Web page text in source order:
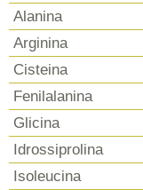
Alanina
Arginina
Cisteina
Fenilalanina
Glicina
Idrossiprolina
Isoleucina